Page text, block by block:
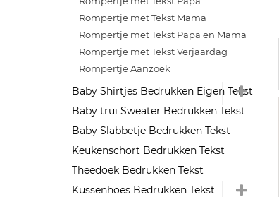
Rompertje met Tekst Mama
Rompertje met Tekst Papa en Mama
Rompertje met Tekst Verjaardag
Rompertje Aanzoek
Baby Shirtjes Bedrukken Eigen Tekst
Baby trui Sweater Bedrukken Tekst
Baby Slabbetje Bedrukken Tekst
Keukenschort Bedrukken Tekst
Theedoek Bedrukken Tekst
Kussenhoes Bedrukken Tekst